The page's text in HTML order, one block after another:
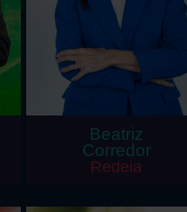
Beatriz
Corredor
Redeia